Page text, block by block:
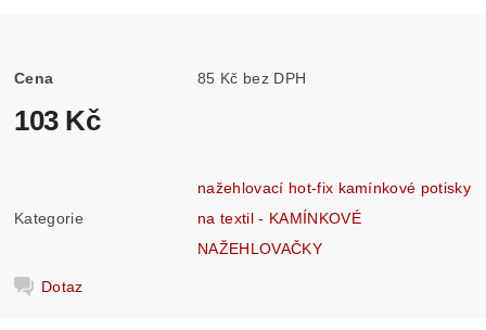
Cena 85 Kč bez DPH
103 Kč
Kategorie
nažehlovací hot-fix kamínkové potisky
na textil - KAMÍNKOVÉ
NAŽEHLOVAČKY
Dotaz